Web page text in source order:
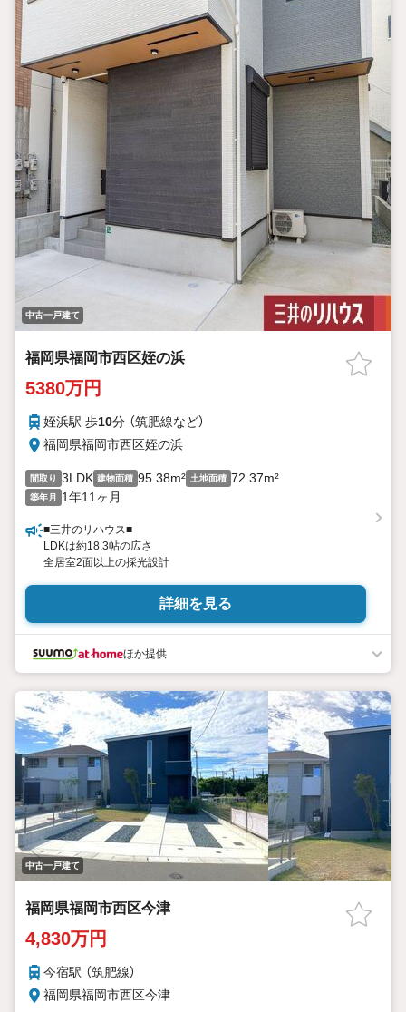
中古一戸建て
福岡県福岡市西区姪の浜
5380万円
姪浜駅 歩10分 （筑肥線など）
福岡県福岡市西区姪の浜
間取り 3LDK 建物面積 95.38m² 土地面積 72.37m²
築年月 1年11ヶ月
■三井のリハウス■
LDKは約18.3帖の広さ
全居室2面以上の採光設計
詳細を見る
ほか提供
中古一戸建て
福岡県福岡市西区今津
4,830万円
今宿駅 （筑肥線）
福岡県福岡市西区今津